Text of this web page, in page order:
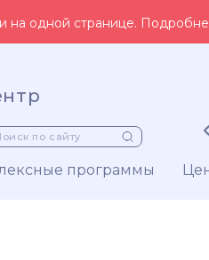
на одной странице.
программы